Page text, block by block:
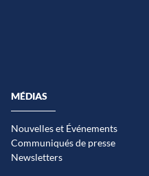
MÉDIAS
Nouvelles et Événements
Communiqués de presse
Newsletters